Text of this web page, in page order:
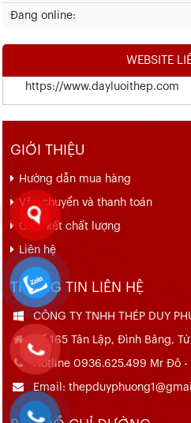
Đang online:
WEBSITE
https://www.dayluoithep.com
GIỚI THIỆU
Hướng dẫn mua hàng
Vận chuyển và thanh toán
Cam kết chất lượng
Liên hệ
THÔNG TIN LIÊN HỆ
CÔNG TY TNHH THÉP DUY
Số 165 Tân Lập, Đình Bảng,
Hotline 0936.625.499 Mr Đô -
Email: